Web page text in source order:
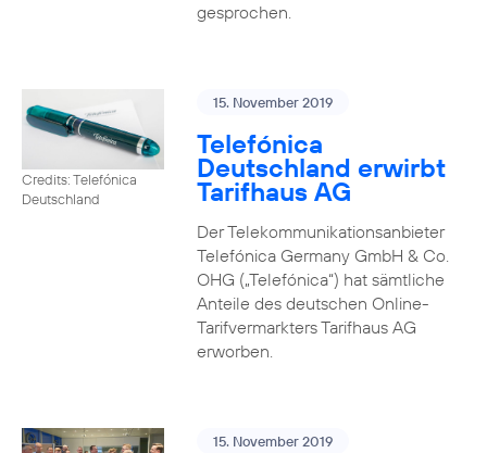
gesprochen.
Credits: Telefónica
Deutschland
15. November 2019
Telefónica
Deutschland erwirbt
Tarifhaus AG
Der Telekommunikationsanbieter
Telefónica Germany GmbH & Co.
OHG („Telefónica“) hat sämtliche
Anteile des deutschen Online-
Tarifvermarkters Tarifhaus AG
erworben.
15. November 2019